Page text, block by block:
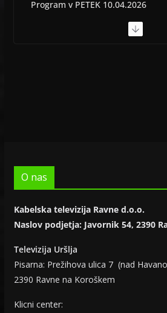
Program v PETEK 10.04.2026
Program v PETEK 03.04.2026
O nas
Kabelska televizija Ravne d.o.o.
Naslov podjetja: Javornik 54, 2390
Televizija Uršlja
Pisarna: Prežihova ulica 7 (nad
2390 Ravne na Koroškem
Klicni center: